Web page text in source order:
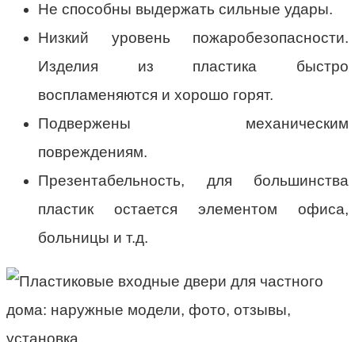
Не способны выдержать сильные удары.
Низкий уровень пожаробезопасности.
Изделия из пластика быстро
воспламеняются и хорошо горят.
Подвержены механическим
повреждениям.
Презентабельность, для большинства
пластик остается элементом офиса,
больницы и т.д.